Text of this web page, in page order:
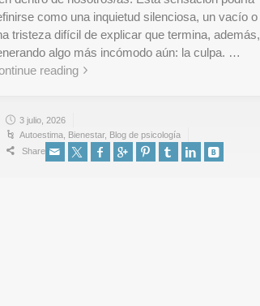
como una inquietud silenciosa, un vacío o
tristeza difícil de explicar que termina, además,
algo más incómodo aún: la culpa. …
reading
3 julio, 2026
Autoestima, Bienestar, Blog de psicología
Share